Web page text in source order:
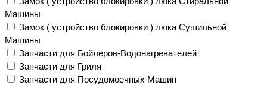
Машины
Замок ( устройство блокировки ) люка Сушильной
Машины
Запчасти для Бойлеров-Водонагревателей
Запчасти для Гриля
Запчасти для Посудомоечных Машин